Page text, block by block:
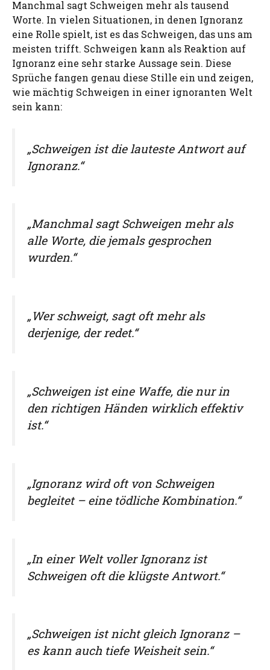
Manchmal sagt Schweigen mehr als tausend
Worte. In vielen Situationen, in denen Ignoranz
eine Rolle spielt, ist es das Schweigen, das uns am
meisten trifft. Schweigen kann als Reaktion auf
Ignoranz eine sehr starke Aussage sein. Diese
Sprüche fangen genau diese Stille ein und zeigen,
wie mächtig Schweigen in einer ignoranten Welt
sein kann:
„Schweigen ist die lauteste Antwort auf
Ignoranz.“
„Manchmal sagt Schweigen mehr als
alle Worte, die jemals gesprochen
wurden.“
„Wer schweigt, sagt oft mehr als
derjenige, der redet.“
„Schweigen ist eine Waffe, die nur in
den richtigen Händen wirklich effektiv
ist.“
„Ignoranz wird oft von Schweigen
begleitet – eine tödliche Kombination.“
„In einer Welt voller Ignoranz ist
Schweigen oft die klügste Antwort.“
„Schweigen ist nicht gleich Ignoranz –
es kann auch tiefe Weisheit sein.“